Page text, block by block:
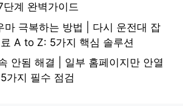
계 완벽가이드
마 극복하는 방법 | 다시 운전대 잡
A to Z: 5가지 핵심 솔루션
안됨 해결 | 일부 홈페이지만 안열
가지 필수 점검